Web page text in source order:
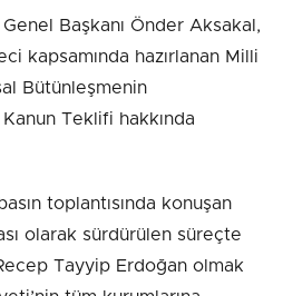
Başkanı Önder Aksakal,
kapsamında hazırlanan Milli
Bütünleşmenin
Teklifi hakkında
toplantısında konuşan
olarak sürdürülen süreçte
Tayyip Erdoğan olmak